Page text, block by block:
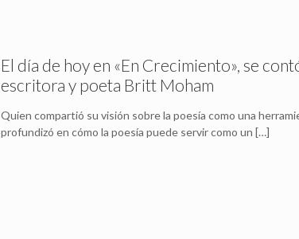
El día de hoy en «En Crecimiento», se
escritora y poeta Britt Moham
Quien compartió su visión sobre la poesía como una
profundizó en cómo la poesía puede servir como un […]